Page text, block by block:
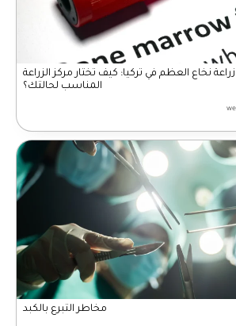
زراعة نخاع العظم في تركيا: كيف تختار مركز الزراعة
المناسب لحالتك؟
مخاطر التبرع بالكبد